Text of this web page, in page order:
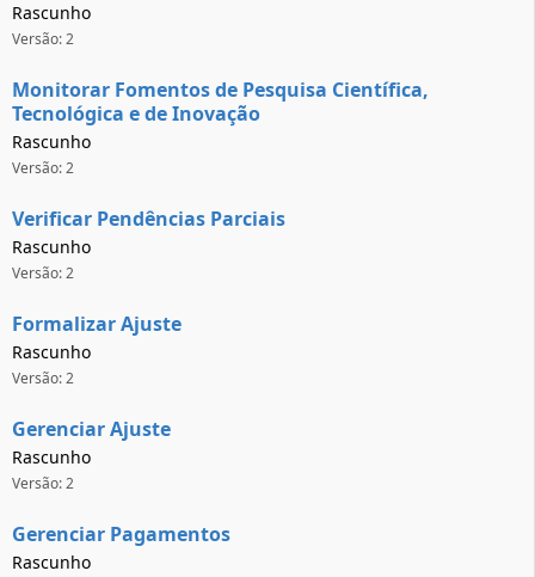
Rascunho
Versão: 2
Monitorar Fomentos de Pesquisa Científica,
Tecnológica e de Inovação
Rascunho
Versão: 2
Verificar Pendências Parciais
Rascunho
Versão: 2
Formalizar Ajuste
Rascunho
Versão: 2
Gerenciar Ajuste
Rascunho
Versão: 2
Gerenciar Pagamentos
Rascunho